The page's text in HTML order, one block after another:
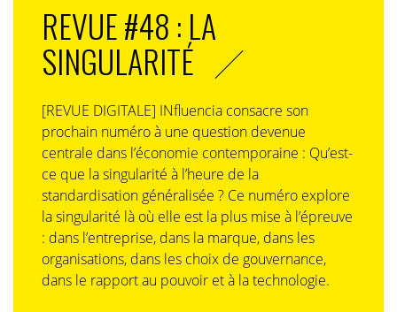
REVUE #48 : LA
SINGULARITÉ
[REVUE DIGITALE] INfluencia consacre son
prochain numéro à une question devenue
centrale dans l’économie contemporaine : Qu’est-
ce que la singularité à l’heure de la
standardisation généralisée ? Ce numéro explore
la singularité là où elle est la plus mise à l’épreuve
: dans l’entreprise, dans la marque, dans les
organisations, dans les choix de gouvernance,
dans le rapport au pouvoir et à la technologie.